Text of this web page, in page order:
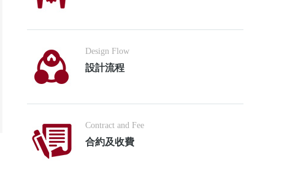
Design Flow
設計流程
Contract and Fee
合約及收費